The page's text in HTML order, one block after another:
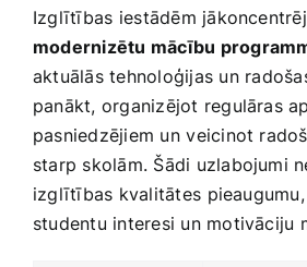
Izglītības⁤ iestādēm
modernizētu mācību
aktuālās tehnoloģijas​ un
panākt, organizējot ‌regulāras
pasniedzējiem un ⁤veicinot
starp skolām. Šādi uzlabojumi
izglītības kvalitātes
studentu‌ interesi ‍un motivāciju